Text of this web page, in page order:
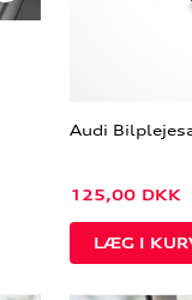
Audi
125,00 DKK